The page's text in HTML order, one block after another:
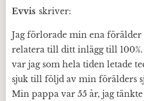
Evvis skriver:
Jag förlorade min ena förälder
relatera till ditt inlägg till 100%.
var jag som hela tiden letade
sjuk till följd av min förälders
Min pappa var 55 år, jag